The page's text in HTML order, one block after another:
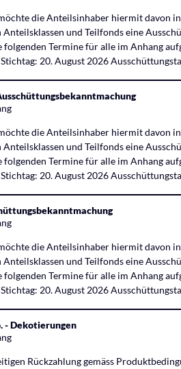
die Anteilsinhaber hiermit davon
und Teilfonds eine
folgenden Termine für alle im Anhang
20. August 2026
die Anteilsinhaber hiermit davon
und Teilfonds eine
folgenden Termine für alle im Anhang
20. August 2026
die Anteilsinhaber hiermit davon
und Teilfonds eine
folgenden Termine für alle im Anhang
20. August 2026
- Dekotierungen
Rückzahlung gemäss